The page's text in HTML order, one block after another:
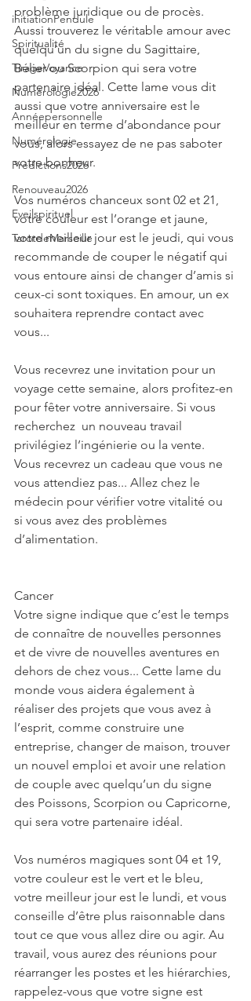
initiationPendule
Spiritualité
TirageVoyance
Numérologie2026
Annéepersonnelle
Numérologie
Prédictions2026
Renouveau2026
Eveilspirituel
TarotdeMarseille
problème juridique ou de procès.
Aussi trouverez le véritable amour avec
quelqu’un du signe du Sagittaire,
Bélier ou Scorpion qui sera votre
partenaire idéal. Cette lame vous dit
aussi que votre anniversaire est le
meilleur en terme d’abondance pour
vous, alors essayez de ne pas saboter
votre bonheur.
Vos numéros chanceux sont 02 et 21,
votre couleur est l’orange et jaune,
votre meilleur jour est le jeudi, qui vous
recommande de couper le négatif qui
vous entoure ainsi de changer d’amis si
ceux-ci sont toxiques. En amour, un ex
souhaitera reprendre contact avec
vous...
Vous recevrez une invitation pour un
voyage cette semaine, alors profitez-en
pour fêter votre anniversaire. Si vous
recherchez  un nouveau travail
privilégiez l’ingénierie ou la vente.
Vous recevrez un cadeau que vous ne
vous attendiez pas... Allez chez le
médecin pour vérifier votre vitalité ou
si vous avez des problèmes
d’alimentation.
Cancer
Votre signe indique que c’est le temps
de connaître de nouvelles personnes
et de vivre de nouvelles aventures en
dehors de chez vous... Cette lame du
monde vous aidera également à
réaliser des projets que vous avez à
l’esprit, comme construire une
entreprise, changer de maison, trouver
un nouvel emploi et avoir une relation
de couple avec quelqu’un du signe
des Poissons, Scorpion ou Capricorne,
qui sera votre partenaire idéal.
Vos numéros magiques sont 04 et 19,
votre couleur est le vert et le bleu,
votre meilleur jour est le lundi, et vous
conseille d’être plus raisonnable dans
tout ce que vous allez dire ou agir. Au
travail, vous aurez des réunions pour
réarranger les postes et les hiérarchies,
rappelez-vous que votre signe est